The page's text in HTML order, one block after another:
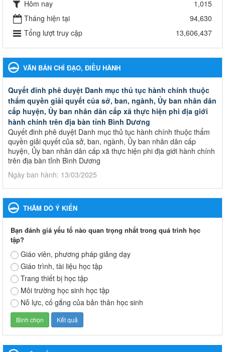
Hôm nay
1,015
Tháng hiện tại
94,630
Tổng lượt truy cập
13,606,437
VĂN BẢN CHỈ ĐẠO, ĐIỀU HÀNH
Quyết đinh phê duyệt Danh mục thủ tục hành chính thuộc
thẩm quyền giải quyết của sở, ban, ngành, Ủy ban nhân dân
cấp huyện, Ủy ban nhân dân cấp xã thực hiện phi địa giới
hành chính trên địa bàn tỉnh Bình Dương
Quyết đinh phê duyệt Danh mục thủ tục hành chính thuộc thẩm
quyền giải quyết của sở, ban, ngành, Ủy ban nhân dân cấp
huyện, Ủy ban nhân dân cấp xã thực hiện phi địa giới hành chính
trên địa bàn tỉnh Bình Dương
Ngày ban hành: 13/03/2025
Giáo dục và Đào tạo thành phố Bến Cát
Kế hoạch Phổ biến, giáo dục pháp luật năm 2025 của ngành
Giáo dục và Đào tạo thành phố Bến Cát
Ngày ban hành: 28/02/2025
Quyết định công bố thủ tục hành chính bị bãi bỏ trong lĩnh
vực giáo dục đào tạo thuộc hệ giáo dục quốc dân và cơ sở
giáo dục khác thuộc thẩm quyền giải quyết của Sở Giáo dục
và Đào tạo, Ủy ban nhân dân cấp huyện
Quyết định công bố thủ tục hành chính bị bãi bỏ trong lĩnh vực
giáo dục đào tạo thuộc hệ giáo dục quốc dân và cơ sở giáo dục
khác thuộc thẩm quyền giải quyết của Sở Giáo dục và Đào tạo,
Ủy ban nhân dân cấp huyện
Ngày ban hành: 30/09/2024
THĂM DÒ Ý KIẾN
Bạn đánh giá yếu tố nào quan trọng nhất trong quá trình học
tập?
Giáo viên, phương pháp giảng dạy
Giáo trình, tài liệu học tập
Trang thiết bị học tập
Môi trường học sinh học tập
Nỗ lực, cố gắng của bản thân học sinh